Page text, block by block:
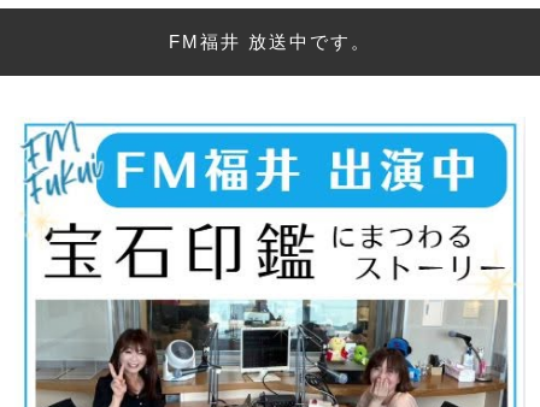
FM福井 放送中です。